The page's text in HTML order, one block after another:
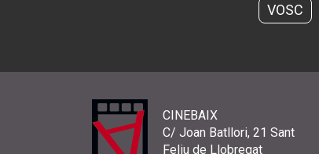
VOSC
CINEBAIX
C/ Joan Batllori, 21 Sant
Feliu de Llobregat